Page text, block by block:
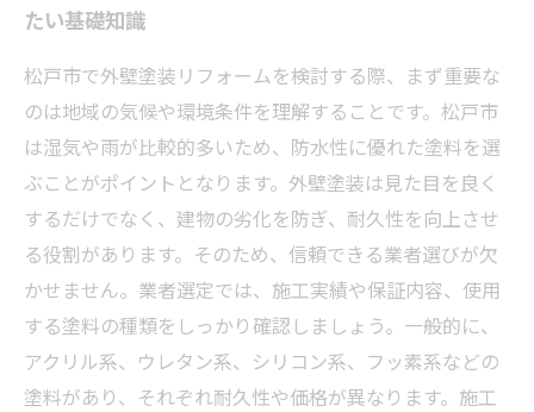
塗料の種類と特徴を知って、耐久性の高い外壁
塗装を選ぶ方法
松戸市の外壁塗装リフォームで長持ちする家を
手に入れる秘訣
外壁塗装を成功させるために押さえるべき７つ
のポイントまとめ
たい基礎知識
松戸市で外壁塗装リフォームを検討する際、まず重要な
のは地域の気候や環境条件を理解することです。松戸市
は湿気や雨が比較的多いため、防水性に優れた塗料を選
ぶことがポイントとなります。外壁塗装は見た目を良く
するだけでなく、建物の劣化を防ぎ、耐久性を向上させ
る役割があります。そのため、信頼できる業者選びが欠
かせません。業者選定では、施工実績や保証内容、使用
する塗料の種類をしっかり確認しましょう。一般的に、
アクリル系、ウレタン系、シリコン系、フッ素系などの
塗料があり、それぞれ耐久性や価格が異なります。施工